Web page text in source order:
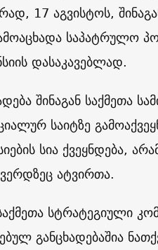
17 აგვისტოს,
საპატრულო
დასაკავებლად.
შინაგან საქმეთა
საიტზე
სია ქვეყნდება,
ატვირთა.
სტრატეგიული
განცხადებაშია